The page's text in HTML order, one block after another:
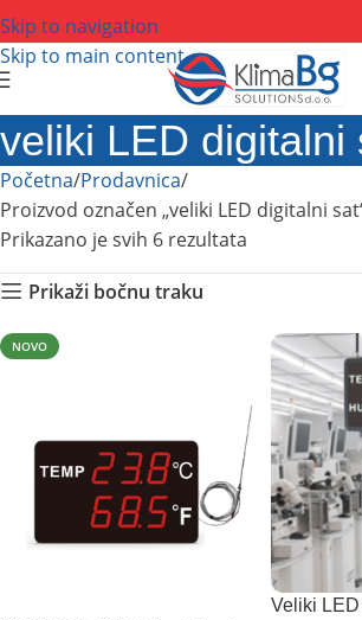
Skip to navigation
Skip to main content
veliki LED digitalni
Početna Prodavnica
Proizvod označen „veliki LED digitalni
Prikazano je svih 6 rezultata
Prikaži bočnu traku
NOVO
Veliki